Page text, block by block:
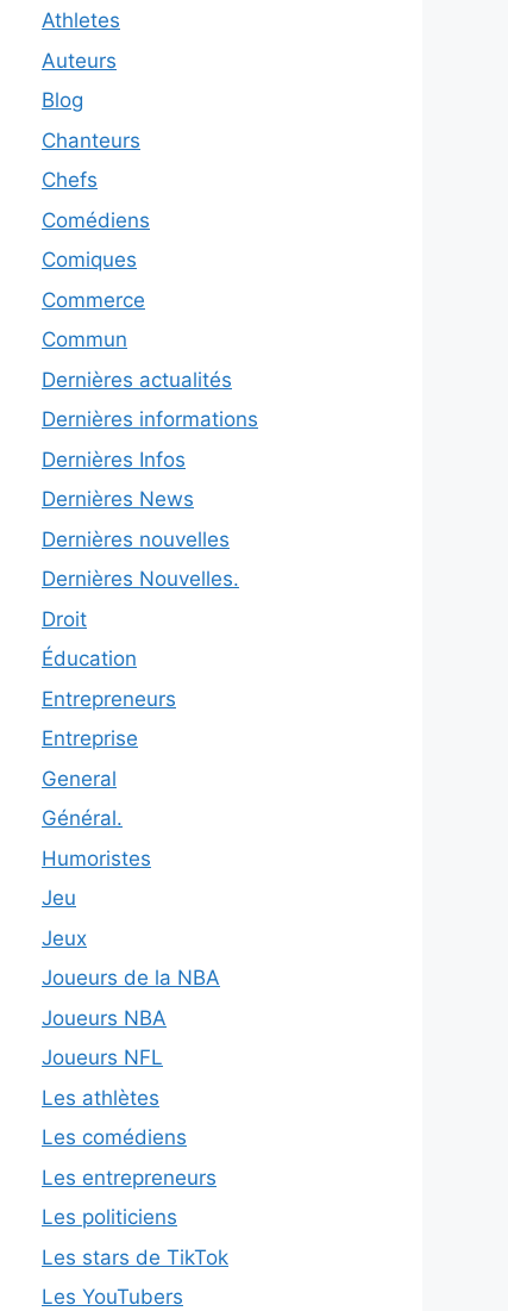
Athletes
Auteurs
Blog
Chanteurs
Chefs
Comédiens
Comiques
Commerce
Commun
Dernières actualités
Dernières informations
Dernières Infos
Dernières News
Dernières nouvelles
Dernières Nouvelles.
Droit
Éducation
Entrepreneurs
Entreprise
General
Général.
Humoristes
Jeu
Jeux
Joueurs de la NBA
Joueurs NBA
Joueurs NFL
Les athlètes
Les comédiens
Les entrepreneurs
Les politiciens
Les stars de TikTok
Les YouTubers